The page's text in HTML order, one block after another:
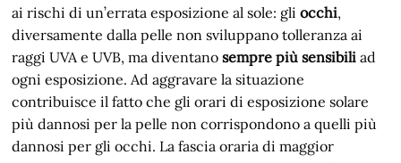
ai rischi di un’errata esposizione al sole: gliocchi,
diversamente dalla pelle non sviluppano tolleranza ai
raggi UVA e UVB, ma diventanosempre più sensibili ad
ogni esposizione. Ad aggravare la situazione
contribuisce il fatto che gli orari di esposizione solare
più dannosi per la pelle non corrispondono a quelli più
dannosi per gli occhi. La fascia oraria di maggior